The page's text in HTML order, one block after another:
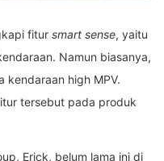
fitur smart sense, yaitu
Namun biasanya,
kendaraan high MPV.
tersebut pada produk
Erick, belum lama ini di